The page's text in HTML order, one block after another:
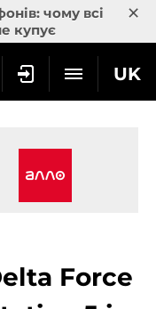
чому всі
купує
×
UK
Force